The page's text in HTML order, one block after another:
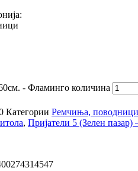
- Фламинго количина
Категории Ремчиња,
, Пријатели 5 (Зелен пазар)